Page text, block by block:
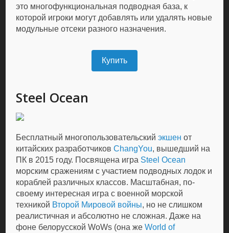
это многофункциональная подводная база, к
которой игроки могут добавлять или удалять новые
модульные отсеки разного назначения.
Купить
Steel Ocean
Бесплатный многопользовательскийэкшен от
китайских разработчиковChangYou, вышедший на
ПК в 2015 году. Посвящена игра Steel Ocean
морским сражениям с участием подводных лодок и
кораблей различных классов. Масштабная, по-
своему интересная игра с военной морской
техникой Второй Мировой войны, но не слишком
реалистичная и абсолютно не сложная. Даже на
фоне белорусской WoWs (она жеWorld of